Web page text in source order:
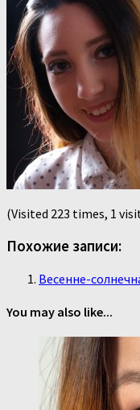
(Visited 223 times, 1
Похожие записи:
Весенне-
You may also like...